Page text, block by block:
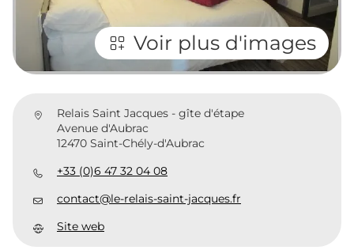
Voir plus d'images
Relais Saint Jacques - gîte d'étape
Avenue d'Aubrac
12470 Saint-Chély-d'Aubrac
+33 (0)6 47 32 04 08
contact@le-relais-saint-jacques.fr
Site web